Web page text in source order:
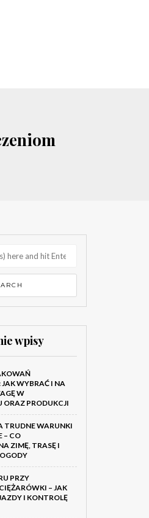
wpisy
WYBRAĆ I NA
W
ORAZ PRODUKCJI
TRUDNE WARUNKI
– CO
ZIMĘ, TRASĘ I
PRZY
– JAK
I KONTROLĘ